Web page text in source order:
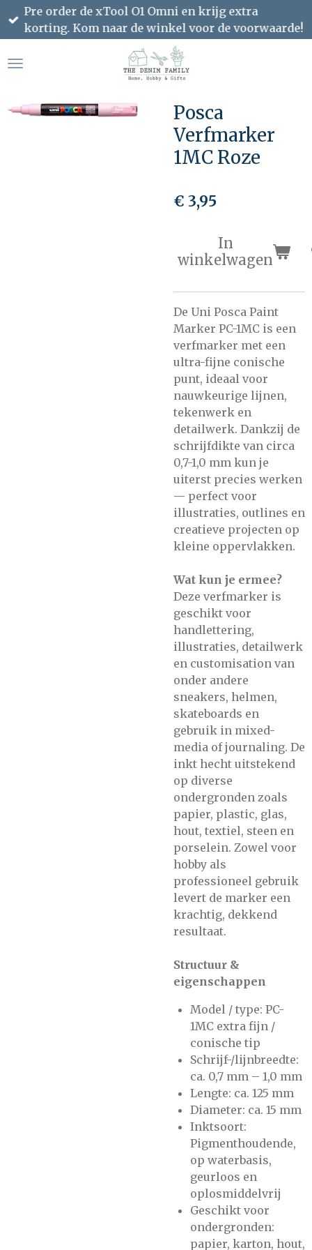
Ga
direct
de
Pre order de xTool O1 Omni en krijg extra
korting. Kom naar de winkel voor de voorwaarde!
Posca
Verfmarker
1MC Roze
€ 3,95
In
winkelwagen
De Uni Posca Paint
Marker PC-1MC is een
verfmarker met een
ultra-fijne conische
punt, ideaal voor
nauwkeurige lijnen,
tekenwerk en
detailwerk. Dankzij de
schrijfdikte van circa
0,7-1,0 mm kun je
uiterst precies werken
— perfect voor
illustraties, outlines en
creatieve projecten op
kleine oppervlakken.
Wat kun je ermee?
Deze verfmarker is
geschikt voor
handlettering,
illustraties, detailwerk
en customisation van
onder andere
sneakers, helmen,
skateboards en
gebruik in mixed-
media of journaling. De
inkt hecht uitstekend
op diverse
ondergronden zoals
papier, plastic, glas,
hout, textiel, steen en
porselein. Zowel voor
hobby als
professioneel gebruik
levert de marker een
krachtig, dekkend
resultaat.
Structuur &
eigenschappen
Model / type: PC-
1MC extra fijn /
conische tip
Schrijf-/lijnbreedte:
ca. 0,7 mm – 1,0 mm
Lengte: ca. 125 mm
Diameter: ca. 15 mm
Inktsoort:
Pigmenthoudende,
op waterbasis,
geurloos en
oplosmiddelvrij
Geschikt voor
ondergronden:
papier, karton, hout,